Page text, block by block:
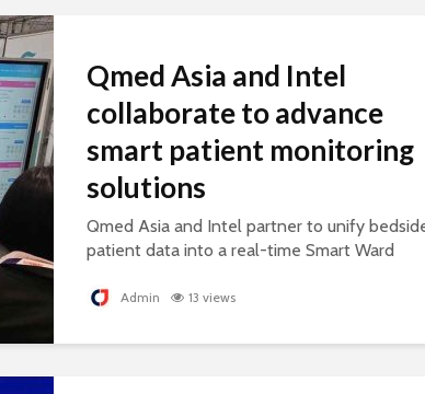
Qmed Asia and Intel
collaborate to advance
smart patient monitoring
solutions
Qmed Asia and Intel partner to unify
patient data into a real-time Smart Ward
healthcare.
Admin 13 views